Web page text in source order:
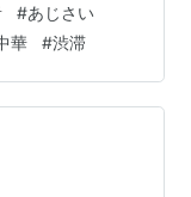
のかもしれま
早めの出発が
滞を見てゾッと
巻き込まれた
ると思いま
#あじさい
華 #渋滞